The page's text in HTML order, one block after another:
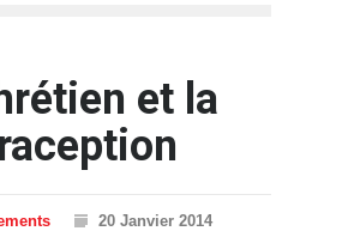
et la
20 Janvier 2014